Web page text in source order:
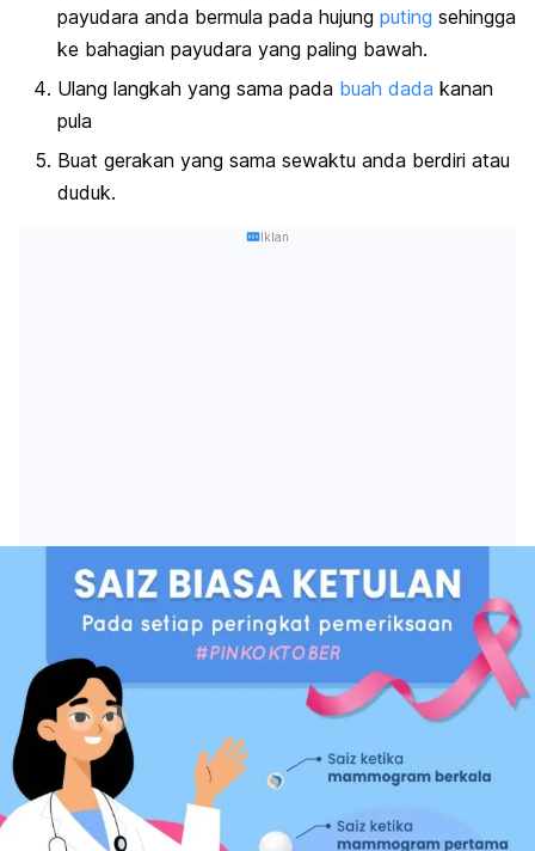
payudara anda bermula pada hujung puting sehingga
ke bahagian payudara yang paling bawah.
Ulang langkah yang sama pada buah dada kanan
pula
Buat gerakan yang sama sewaktu anda berdiri atau
duduk.
Iklan